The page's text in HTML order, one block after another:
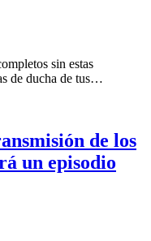
sin estas
de ducha de tus…
de los
un episodio